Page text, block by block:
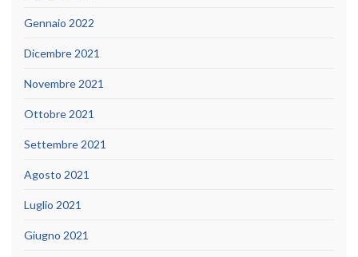
Gennaio 2022
Dicembre 2021
Novembre 2021
Ottobre 2021
Settembre 2021
Agosto 2021
Luglio 2021
Giugno 2021